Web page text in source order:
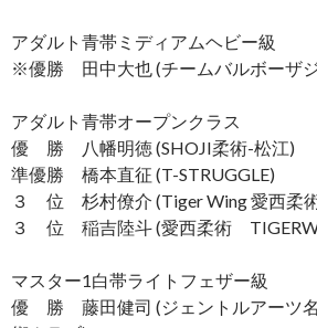
アダルト青帯ミディアムヘビー級
※優勝 田中大也 (チームバルボーザ
アダルト青帯オープンクラス
優 勝 八幡明徳 (SHOJI柔術-松江)
準優勝 橋本直征 (T-STRUGGLE)
３ 位 杉村僚介 (Tiger Wing 愛西柔
３ 位 稲吉陸斗 (愛西柔術
マスター1白帯ライトフェザー級
優 勝 藤田健司 (ジェントルアーツ